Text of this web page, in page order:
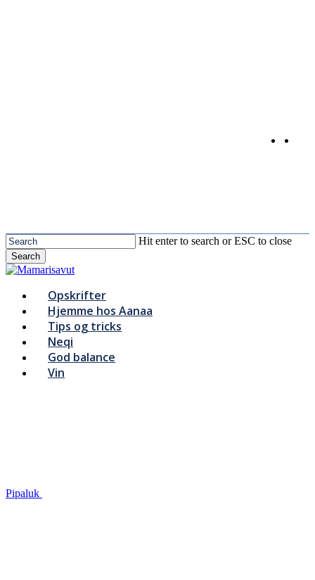
Hit enter to search or ESC to close
Search
Close
Menu
Opskrifter
Hjemme hos Aanaa
Tips og tricks
Neqi
God balance
Vin
Pipaluk